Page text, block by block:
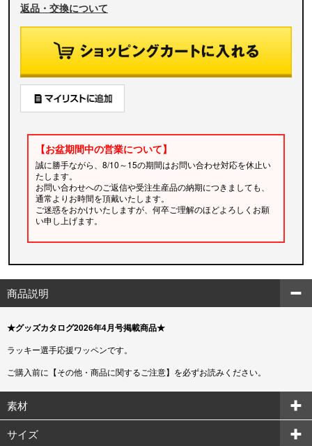
返品・交換について
【お盆期間中の営業について】
誠に勝手ながら、8/10～15の期間はお問い合わせ対応を休止い
たします。
お問い合わせへのご返信や受注生産品の納期につきましても、
通常よりお時間を頂戴いたします。
ご迷惑をおかけいたしますが、何卒ご理解のほどよろしくお願
い申し上げます。
商品説明
★グッズカタログ2026年4月号掲載商品★
ラッキー選手応援ワッペンです。
ご購入前に【その他・商品に関するご注意】を必ずお読みください。
素材
サイズ